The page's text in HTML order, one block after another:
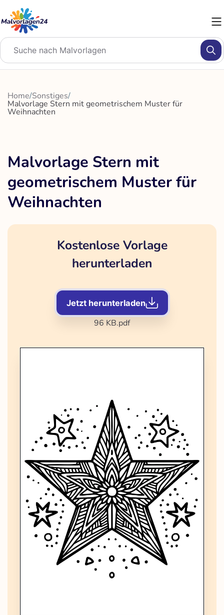
Inhalt
springen
Home/Sonstiges/
Malvorlage Stern mit geometrischem Muster für
Weihnachten
Malvorlage Stern mit
geometrischem Muster für
Weihnachten
Kostenlose Vorlage
herunterladen
Jetzt herunterladen
96 KB.pdf